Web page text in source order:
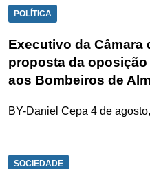
POLÍTICA
Executivo da Câmara
proposta da
aos Bombeiros de
BY-Daniel Cepa 4 de
SOCIEDADE